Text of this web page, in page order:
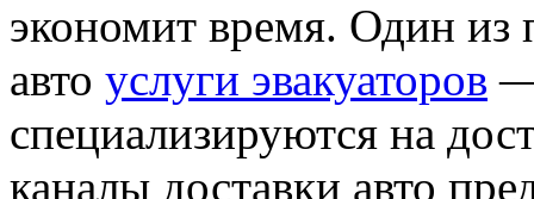
экономит время. Один из
авто услуги эвакуаторов —
специализируются на
каналы доставки авто